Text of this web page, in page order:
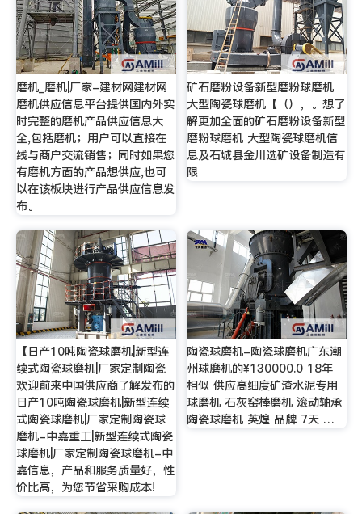
磨机_磨机|厂家-建材网建材网
磨机供应信息平台提供国内外实
时完整的磨机产品供应信息大
全,包括磨机；用户可以直接在
线与商户交流销售；同时如果您
有磨机方面的产品想供应,也可
以在该板块进行产品供应信息发
布。
矿石磨粉设备新型磨粉球磨机
大型陶瓷球磨机【（），。想了
解更加全面的矿石磨粉设备新型
磨粉球磨机 大型陶瓷球磨机信
息及石城县金川选矿设备制造有
限
【日产10吨陶瓷球磨机|新型连
续式陶瓷球磨机|厂家定制陶瓷
欢迎前来中国供应商了解发布的
日产10吨陶瓷球磨机|新型连续
式陶瓷球磨机|厂家定制陶瓷球
磨机-中嘉重工|新型连续式陶瓷
球磨机|厂家定制陶瓷球磨机-中
嘉信息，产品和服务质量好，性
价比高，为您节省采购成本!
陶瓷球磨机-陶瓷球磨机广东潮
州球磨机的¥130000.0 18年
相似 供应高细度矿渣水泥专用
球磨机 石灰窑棒磨机 滚动轴承
陶瓷球磨机 英煌 品牌 7天 …